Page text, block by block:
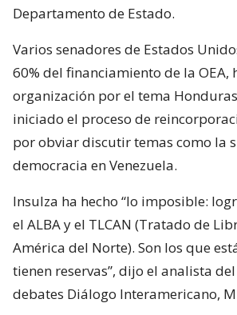
Departamento de Estado.
Varios senadores de Estados
60% del financiamiento de la OEA,
organización por el tema
iniciado el proceso de
por obviar discutir temas como la
democracia en Venezuela.
Insulza ha hecho “lo imposible:
el ALBA y el TLCAN (Tratado de
América del Norte). Son los que
tienen reservas”, dijo el analista
debates Diálogo Interamericano,